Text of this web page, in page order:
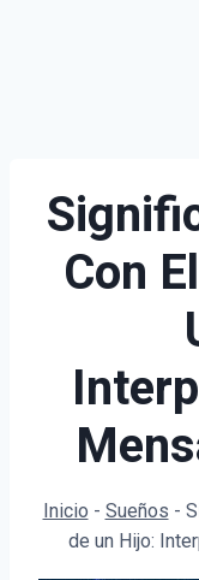
Con
Inicio - Sueños -
de un Hijo: